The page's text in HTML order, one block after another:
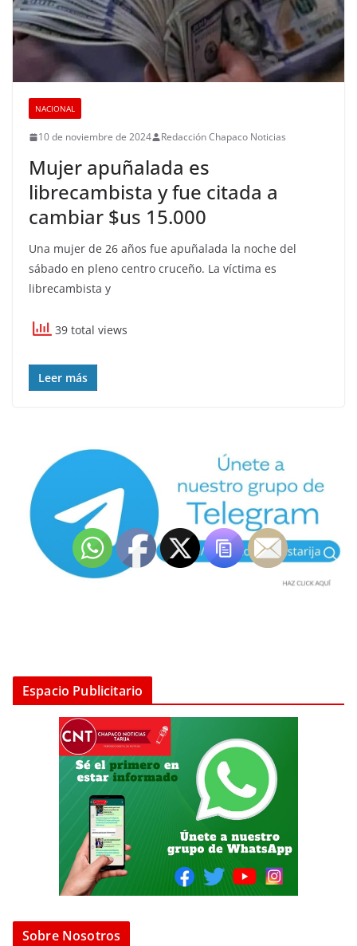
NACIONAL
10 de noviembre de 2024 Redacción Chapaco Noticias
Mujer apuñalada es
librecambista y fue citada a
cambiar $us 15.000
Una mujer de 26 años fue apuñalada la noche del
sábado en pleno centro cruceño. La víctima es
librecambista y
39 total views
Leer más
Espacio Publicitario
Sobre Nosotros